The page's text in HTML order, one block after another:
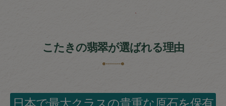
こたきの翡翠が選ばれる理由
日本で最大クラスの貴重な原石を保有